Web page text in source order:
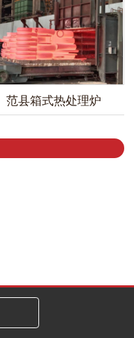
范县箱式热处理炉